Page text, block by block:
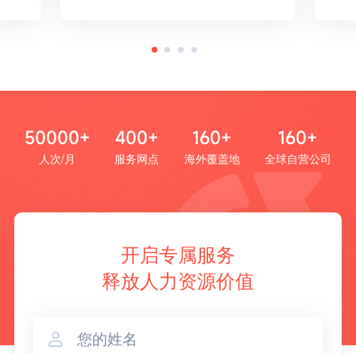
50000+
人次/月
400+
服务网点
160+
海外覆盖地
160+
全球自营公司
开启专属服务
释放人力资源价值
